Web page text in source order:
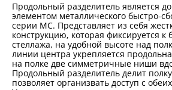
Продольный разделитель является
элементом металлического быстро-
серии МС. Представляет из себя
конструкцию, которая фиксируется к
стеллажа, на удобной высоте над
линии центра укрепляется
на полке две симметричные ниши
Продольный разделитель делит
позволяет организвать доступ с